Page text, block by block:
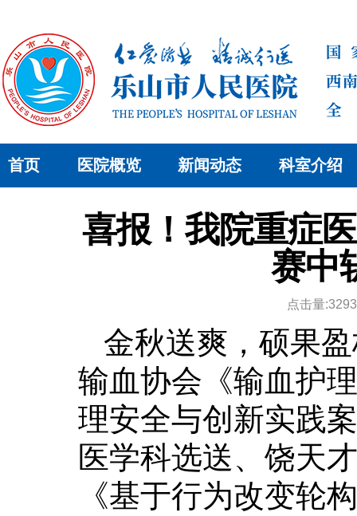
首页 医院概览 新闻动态 科室介绍
喜报！我院重症
赛中
点击量
金秋送爽，硕果
输血协会《输血护
理安全与创新实践
医学科选送、饶天
《基于行为改变轮